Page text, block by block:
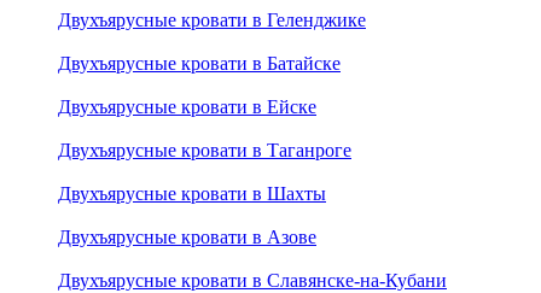
Двухъярусные кровати в Геленджике
Двухъярусные кровати в Батайске
Двухъярусные кровати в Ейске
Двухъярусные кровати в Таганроге
Двухъярусные кровати в Шахты
Двухъярусные кровати в Азове
Двухъярусные кровати в Славянске-на-Кубани